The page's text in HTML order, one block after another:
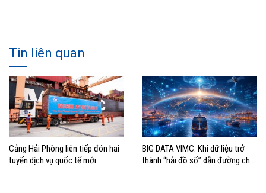
Tin liên quan
Cảng Hải Phòng liên tiếp đón hai
tuyến dịch vụ quốc tế mới
BIG DATA VIMC: Khi dữ liệu trở
thành “hải đồ số” dẫn đường cho